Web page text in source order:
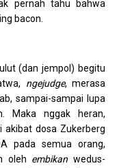
pernah tahu bahwa
bacon.
(dan jempol) begitu
ngejudge, merasa
sampai-sampai lupa
Maka nggak heran,
akibat dosa Zukerberg
pada semua orang,
oleh embikan wedus-